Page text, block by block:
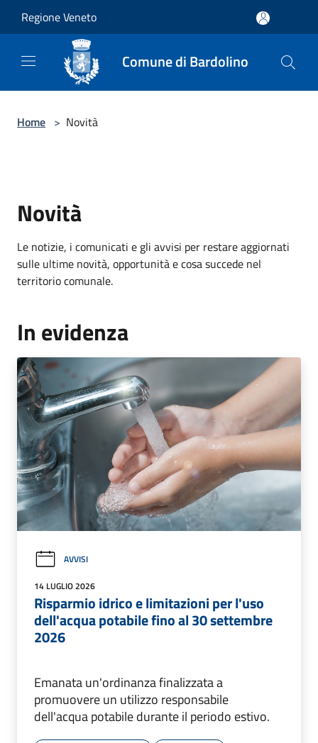
Regione Veneto
Comune di Bardolino
Home > Novità
Novità
Le notizie, i comunicati e gli avvisi per restare aggiornati
sulle ultime novità, opportunità e cosa succede nel
territorio comunale.
In evidenza
AVVISI
14 LUGLIO 2026
Risparmio idrico e limitazioni per l'uso
dell'acqua potabile fino al 30 settembre
2026
Emanata un'ordinanza finalizzata a
promuovere un utilizzo responsabile
dell'acqua potabile durante il periodo estivo.